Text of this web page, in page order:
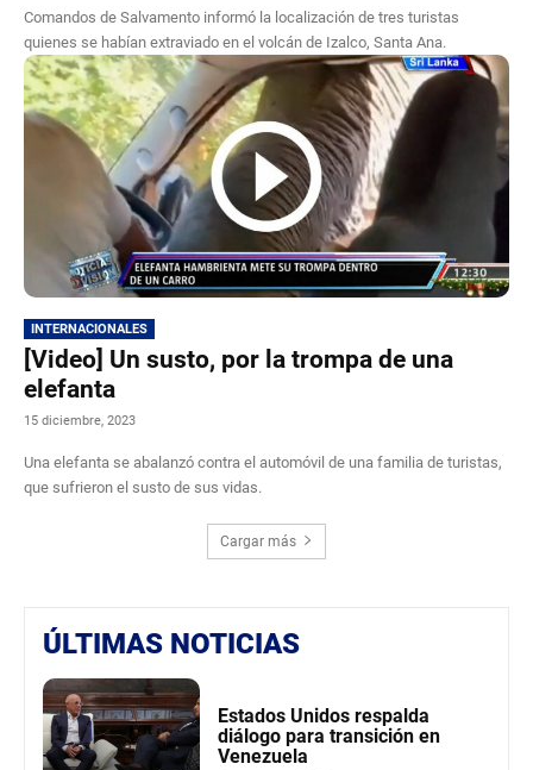
Comandos de Salvamento informó la localización de tres turistas
quienes se habían extraviado en el volcán de Izalco, Santa Ana.
INTERNACIONALES
[Video] Un susto, por la trompa de una
elefanta
15 diciembre, 2023
Una elefanta se abalanzó contra el automóvil de una familia de turistas,
que sufrieron el susto de sus vidas.
Cargar más
ÚLTIMAS NOTICIAS
Estados Unidos respalda
diálogo para transición en
Venezuela